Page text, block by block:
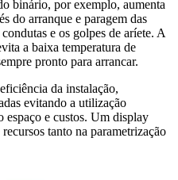
binário, por exemplo, aumenta
do arranque e paragem das
e os golpes de aríete. A
a baixa temperatura de
pronto para arrancar.
da instalação,
evitando a utilização
espaço e custos. Um display
tanto na parametrização